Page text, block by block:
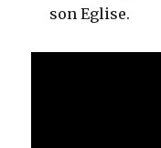
son Eglise.